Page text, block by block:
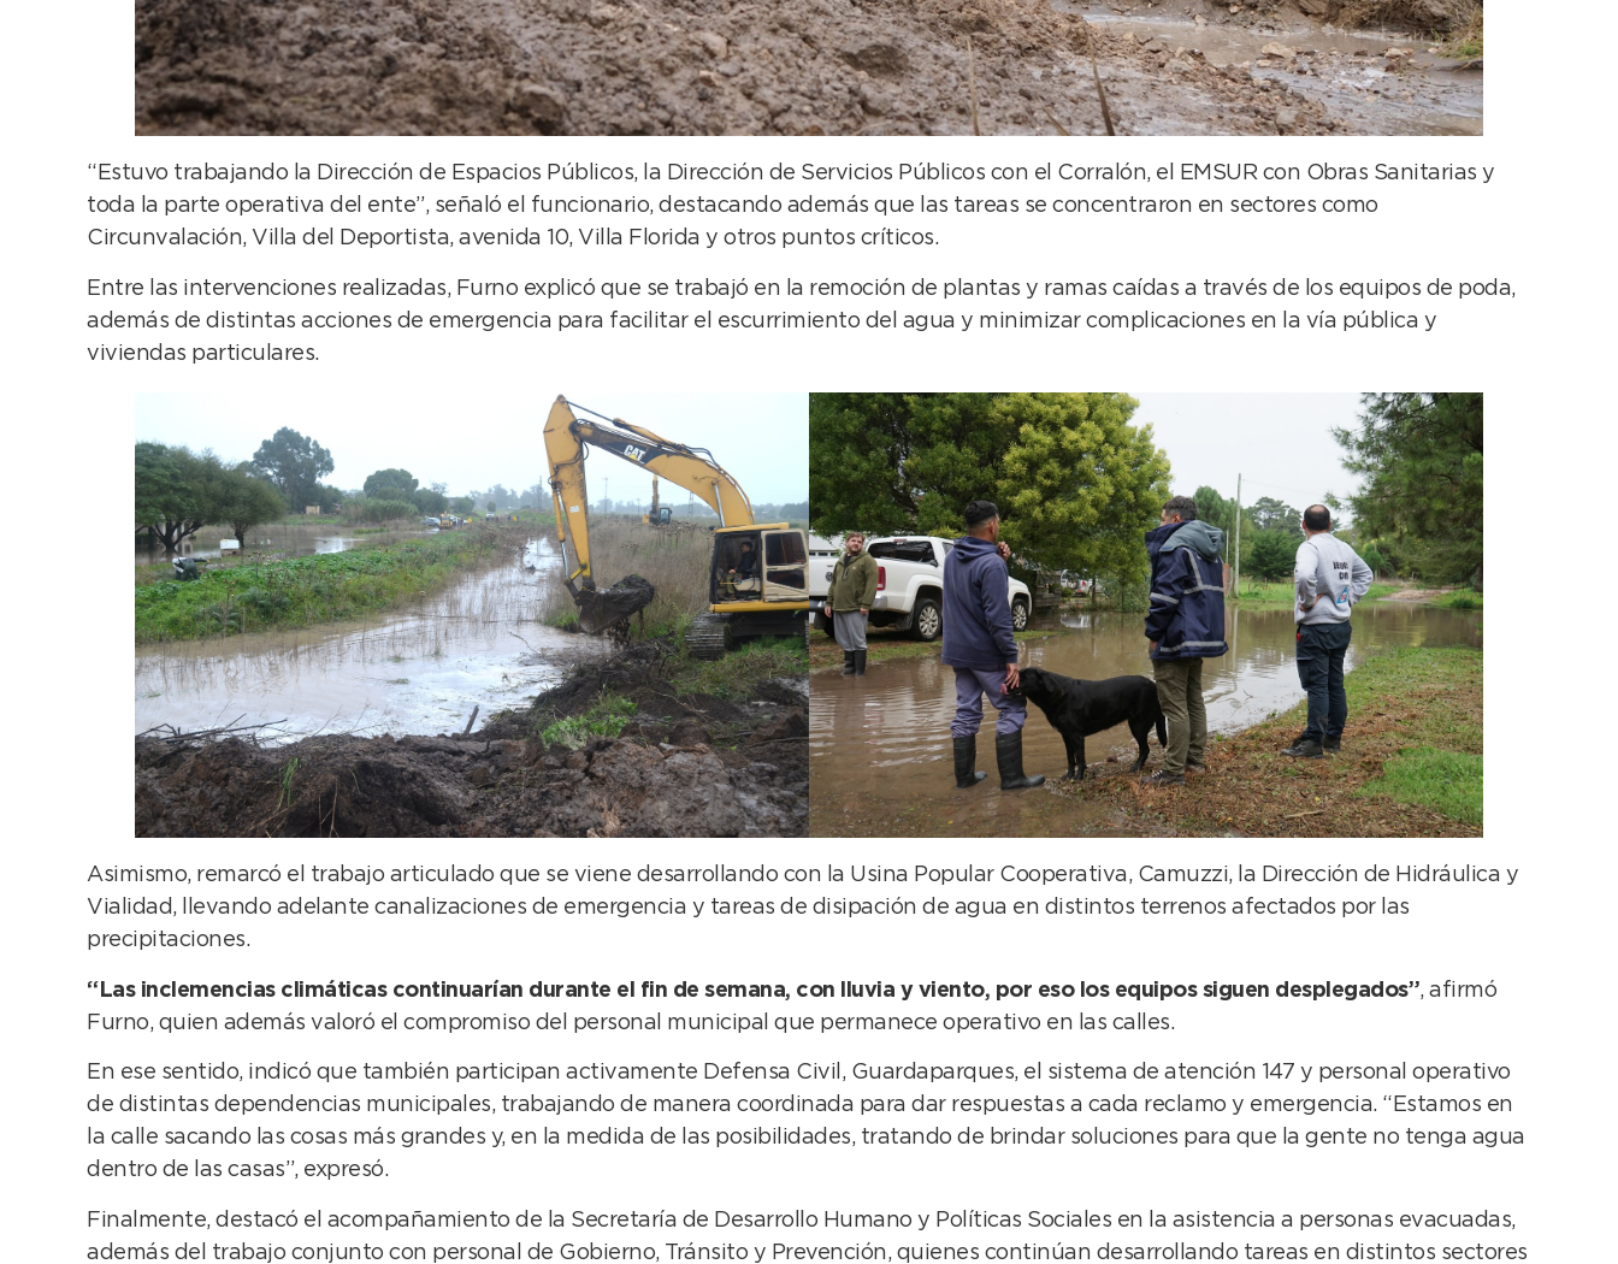
“Estuvo trabajando la Dirección de Espacios Públicos, la Dirección de Servicios Públicos con el Corralón, el EMSUR con Obras Sanitarias y
toda la parte operativa del ente”, señaló el funcionario, destacando además que las tareas se concentraron en sectores como
Circunvalación, Villa del Deportista, avenida 10, Villa Florida y otros puntos críticos.
Entre las intervenciones realizadas, Furno explicó que se trabajó en la remoción de plantas y ramas caídas a través de los equipos de poda,
además de distintas acciones de emergencia para facilitar el escurrimiento del agua y minimizar complicaciones en la vía pública y
viviendas particulares.
Asimismo, remarcó el trabajo articulado que se viene desarrollando con la Usina Popular Cooperativa, Camuzzi, la Dirección de Hidráulica y
Vialidad, llevando adelante canalizaciones de emergencia y tareas de disipación de agua en distintos terrenos afectados por las
precipitaciones.
“Las inclemencias climáticas continuarían durante el fin de semana, con lluvia y viento, por eso los equipos siguen desplegados”, afirmó
Furno, quien además valoró el compromiso del personal municipal que permanece operativo en las calles.
En ese sentido, indicó que también participan activamente Defensa Civil, Guardaparques, el sistema de atención 147 y personal operativo
de distintas dependencias municipales, trabajando de manera coordinada para dar respuestas a cada reclamo y emergencia. “Estamos en
la calle sacando las cosas más grandes y, en la medida de las posibilidades, tratando de brindar soluciones para que la gente no tenga agua
dentro de las casas”, expresó.
Finalmente, destacó el acompañamiento de la Secretaría de Desarrollo Humano y Políticas Sociales en la asistencia a personas evacuadas,
además del trabajo conjunto con personal de Gobierno, Tránsito y Prevención, quienes continúan desarrollando tareas en distintos sectores